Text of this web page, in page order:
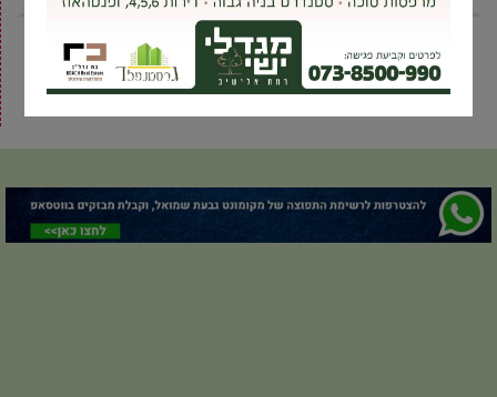
1
2
3
4
6
7